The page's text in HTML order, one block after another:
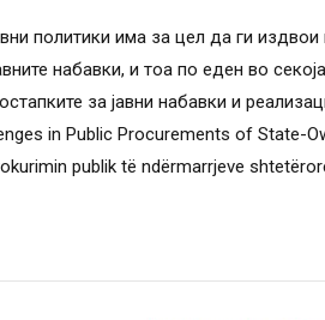
политики има за цел да ги
набавки, и тоа по еден во
за јавни набавки и
in Public Procurements of State-
publik të ndërmarrjeve